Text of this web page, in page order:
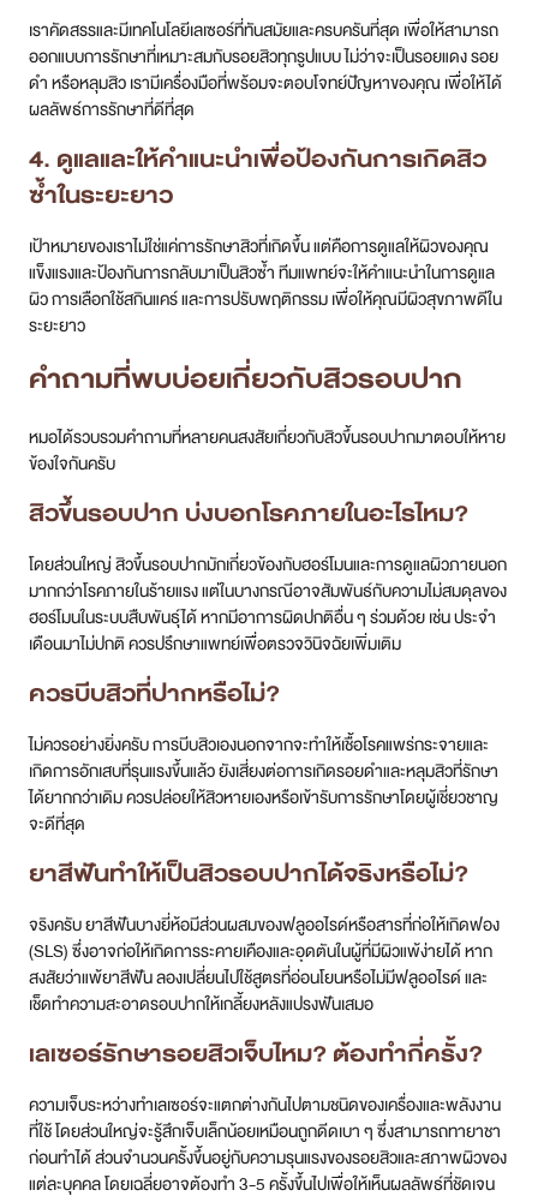
เราคัดสรรและมีเทคโนโลยีเลเซอร์ที่ทันสมัยและครบครันที่สุด เพื่อให้สามารถ
ออกแบบการรักษาที่เหมาะสมกับรอยสิวทุกรูปแบบ ไม่ว่าจะเป็นรอยแดง รอย
ดำ หรือหลุมสิว เรามีเครื่องมือที่พร้อมจะตอบโจทย์ปัญหาของคุณ เพื่อให้ได้
ผลลัพธ์การรักษาที่ดีที่สุด
4. ดูแลและให้คำแนะนำเพื่อป้องกันการเกิดสิว
ซ้ำในระยะยาว
เป้าหมายของเราไม่ใช่แค่การรักษาสิวที่เกิดขึ้น แต่คือการดูแลให้ผิวของคุณ
แข็งแรงและป้องกันการกลับมาเป็นสิวซ้ำ ทีมแพทย์จะให้คำแนะนำในการดูแล
ผิว การเลือกใช้สกินแคร์ และการปรับพฤติกรรม เพื่อให้คุณมีผิวสุขภาพดีใน
ระยะยาว
คำถามที่พบบ่อยเกี่ยวกับสิวรอบปาก
หมอได้รวบรวมคำถามที่หลายคนสงสัยเกี่ยวกับสิวขึ้นรอบปากมาตอบให้หาย
ข้องใจกันครับ
สิวขึ้นรอบปาก บ่งบอกโรคภายในอะไรไหม?
โดยส่วนใหญ่ สิวขึ้นรอบปากมักเกี่ยวข้องกับฮอร์โมนและการดูแลผิวภายนอก
มากกว่าโรคภายในร้ายแรง แต่ในบางกรณีอาจสัมพันธ์กับความไม่สมดุลของ
ฮอร์โมนในระบบสืบพันธุ์ได้ หากมีอาการผิดปกติอื่น ๆ ร่วมด้วย เช่น ประจำ
เดือนมาไม่ปกติ ควรปรึกษาแพทย์เพื่อตรวจวินิจฉัยเพิ่มเติม
ควรบีบสิวที่ปากหรือไม่?
ไม่ควรอย่างยิ่งครับ การบีบสิวเองนอกจากจะทำให้เชื้อโรคแพร่กระจายและ
เกิดการอักเสบที่รุนแรงขึ้นแล้ว ยังเสี่ยงต่อการเกิดรอยดำและหลุมสิวที่รักษา
ได้ยากกว่าเดิม ควรปล่อยให้สิวหายเองหรือเข้ารับการรักษาโดยผู้เชี่ยวชาญ
จะดีที่สุด
ยาสีฟันทำให้เป็นสิวรอบปากได้จริงหรือไม่?
จริงครับ ยาสีฟันบางยี่ห้อมีส่วนผสมของฟลูออไรด์หรือสารที่ก่อให้เกิดฟอง
(SLS) ซึ่งอาจก่อให้เกิดการระคายเคืองและอุดตันในผู้ที่มีผิวแพ้ง่ายได้ หาก
สงสัยว่าแพ้ยาสีฟัน ลองเปลี่ยนไปใช้สูตรที่อ่อนโยนหรือไม่มีฟลูออไรด์ และ
เช็ดทำความสะอาดรอบปากให้เกลี้ยงหลังแปรงฟันเสมอ
เลเซอร์รักษารอยสิวเจ็บไหม? ต้องทำกี่ครั้ง?
ความเจ็บระหว่างทำเลเซอร์จะแตกต่างกันไปตามชนิดของเครื่องและพลังงาน
ที่ใช้ โดยส่วนใหญ่จะรู้สึกเจ็บเล็กน้อยเหมือนถูกดีดเบา ๆ ซึ่งสามารถทายาชา
ก่อนทำได้ ส่วนจำนวนครั้งขึ้นอยู่กับความรุนแรงของรอยสิวและสภาพผิวของ
แต่ละบุคคล โดยเฉลี่ยอาจต้องทำ 3-5 ครั้งขึ้นไปเพื่อให้เห็นผลลัพธ์ที่ชัดเจน